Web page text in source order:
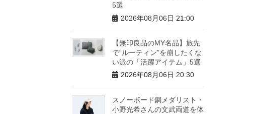
5選
2026年08月06日 21:00
【無印良品のMY名品】旅先
で“ルーティン”を崩したくな
い派の「活躍アイテム」5選
2026年08月06日 20:30
スノーボード銅メダリスト・
小野光希さんの文武両道を体